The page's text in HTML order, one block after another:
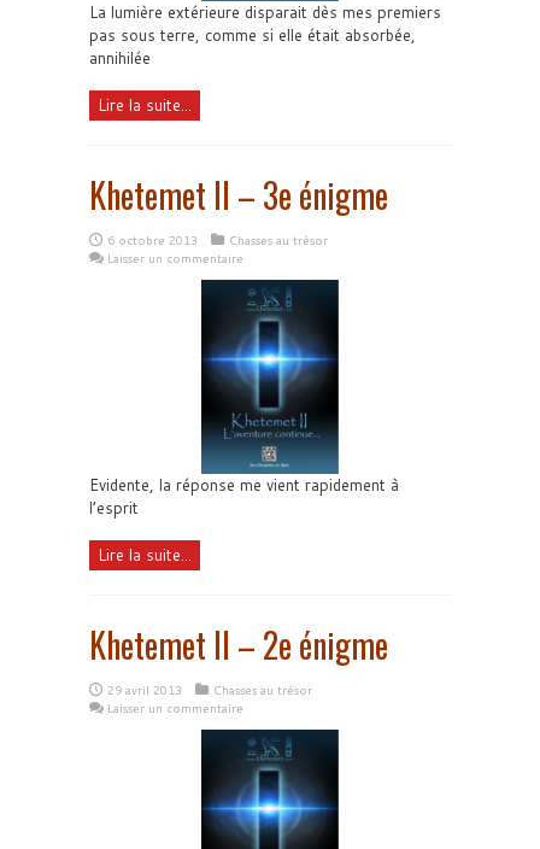
La lumière extérieure disparait dès mes premiers
pas sous terre, comme si elle était absorbée,
annihilée
Lire la suite...
Khetemet II – 3e énigme
6 octobre 2013
Chasses au trésor
Laisser un commentaire
Evidente, la réponse me vient rapidement à
l’esprit
Lire la suite...
Khetemet II – 2e énigme
29 avril 2013
Chasses au trésor
Laisser un commentaire